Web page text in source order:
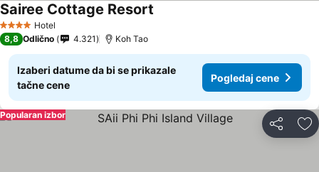
4 ZvezdiceHotel
Sairee Cottage Resort
8,8 Odlično 4.321 Koh Tao
Izaberi datume da bi se prikazale
tačne cene
Pogledaj cene
Deli
Popularan izbor